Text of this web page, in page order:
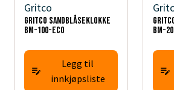
Gritco
Gritco sandblåseklokke
BM-100-ECO
Legg til
innkjøpsliste
BM-